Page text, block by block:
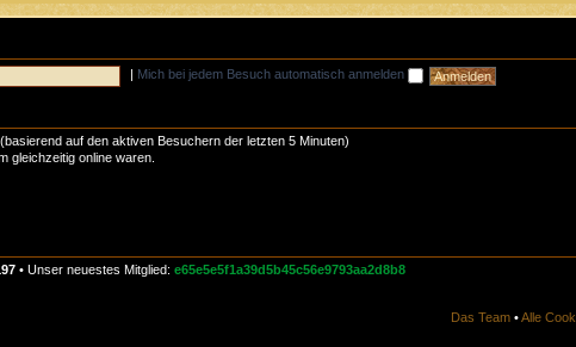
Mich bei jedem Besuch automatisch anmelden
auf den aktiven Besuchern der letzten 5 Minuten)
gleichzeitig online waren.
• Unser neuestes Mitglied: e65e5e5f1a39d5b45c56e9793aa2d8b8
Das Team •Alle